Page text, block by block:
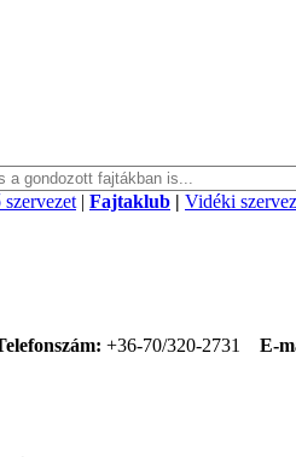
| Fajtaklub | Vidéki
+36-70/320-2731 E-